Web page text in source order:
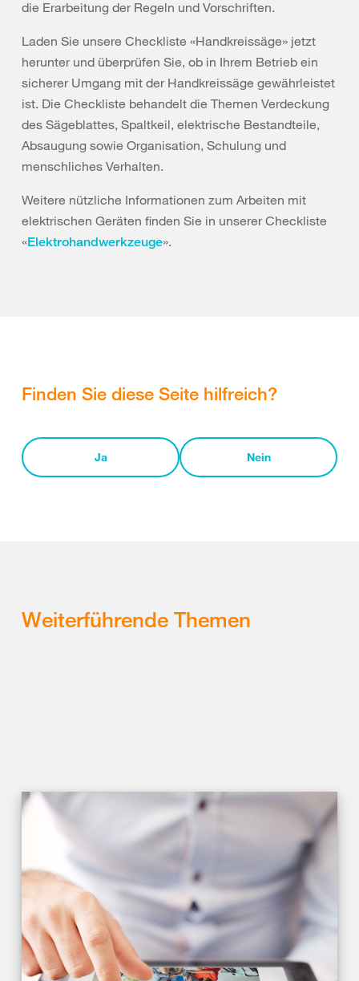
die Erarbeitung der Regeln und Vorschriften.
Laden Sie unsere Checkliste «Handkreissäge» jetzt
herunter und überprüfen Sie, ob in Ihrem Betrieb ein
sicherer Umgang mit der Handkreissäge gewährleistet
ist. Die Checkliste behandelt die Themen Verdeckung
des Sägeblattes, Spaltkeil, elektrische Bestandteile,
Absaugung sowie Organisation, Schulung und
menschliches Verhalten.
Weitere nützliche Informationen zum Arbeiten mit
elektrischen Geräten finden Sie in unserer Checkliste
«Elektrohandwerkzeuge».
Finden Sie diese Seite hilfreich?
Ja Nein
Weiterführende Themen